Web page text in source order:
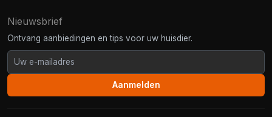
Nieuwsbrief
Ontvang aanbiedingen en tips voor uw huisdier.
Aanmelden